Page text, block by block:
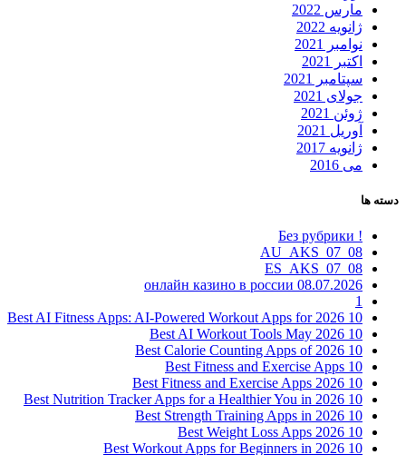
مارس 2022
ژانویه 2022
نوامبر 2021
اکتبر 2021
سپتامبر 2021
جولای 2021
ژوئن 2021
آوریل 2021
ژانویه 2017
می 2016
دسته ها
! Без рубрики
08_07_AU_AKS
08_07_ES_AKS
08.07.2026 онлайн казино в россии
1
10 Best AI Fitness Apps: AI-Powered Workout Apps for 2026
10 Best AI Workout Tools May 2026
10 Best Calorie Counting Apps of 2026
10 Best Fitness and Exercise Apps
10 Best Fitness and Exercise Apps 2026
10 Best Nutrition Tracker Apps for a Healthier You in 2026
10 Best Strength Training Apps in 2026
10 Best Weight Loss Apps 2026
10 Best Workout Apps for Beginners in 2026